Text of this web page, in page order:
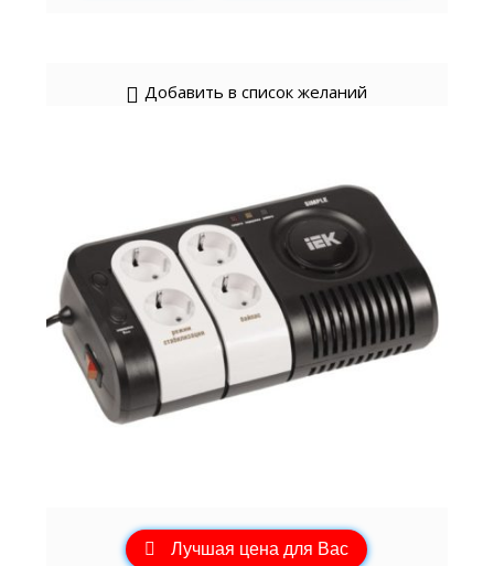
Добавить в список желаний
Лучшая цена для Вас